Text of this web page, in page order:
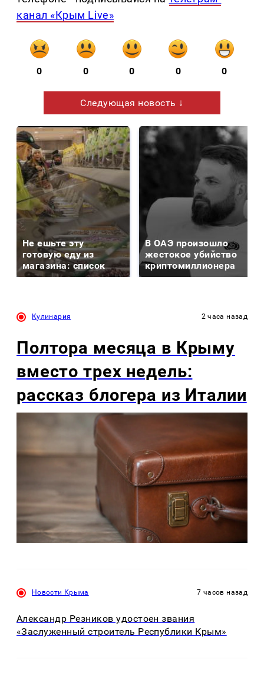
канал «Крым Live»
0 0 0 0 0
Следующая новость ↓
Не ешьте эту
готовую еду из
магазина: список
В ОАЭ произошло
жестокое убийство
криптомиллионера
Кулинария 2 часа назад
Полтора месяца в Крыму
вместо трех недель:
рассказ блогера из Италии
Новости Крыма 7 часов назад
Александр Резников удостоен звания
«Заслуженный строитель Республики Крым»